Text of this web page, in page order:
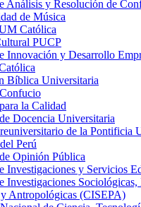
Análisis y Resolución de
de Música
Católica
PUCP
Innovación y Desarrollo
Bíblica Universitaria
la Calidad
Docencia Universitaria
de la Pontificia
Perú
Opinión Pública
Investigaciones y Servicios
Investigaciones Sociológicas,
Antropológicas (CISEPA)